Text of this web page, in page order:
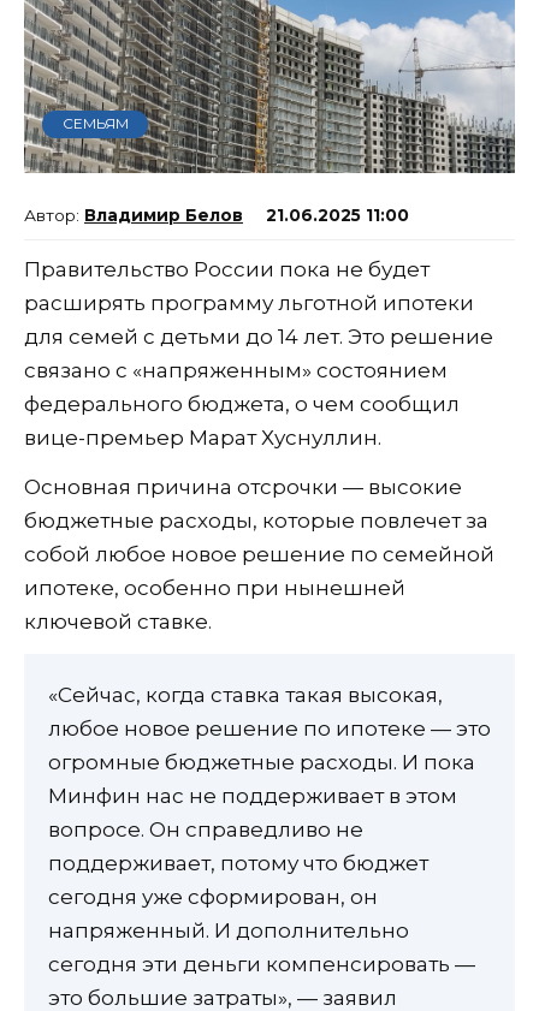
СЕМЬЯМ
Владимир Белов 21.06.2025 11:00
Правительство России пока не будет
расширять программу льготной ипотеки
для семей с детьми до 14 лет. Это решение
связано с «напряженным» состоянием
федерального бюджета, о чем сообщил
вице-премьер Марат Хуснуллин.
Основная причина отсрочки — высокие
бюджетные расходы, которые повлечет за
собой любое новое решение по семейной
ипотеке, особенно при нынешней
ключевой ставке.
«Сейчас, когда ставка такая высокая,
любое новое решение по ипотеке — это
огромные бюджетные расходы. И пока
Минфин нас не поддерживает в этом
вопросе. Он справедливо не
поддерживает, потому что бюджет
сегодня уже сформирован, он
напряженный. И дополнительно
сегодня эти деньги компенсировать —
это большие затраты», — заявил